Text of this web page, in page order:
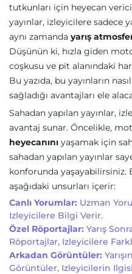
tutkunları için heyecan
yayınlar, izleyicilere sadece
aynı zamanda yarış
Düşünün ki, hızla giden
coşkusu ve pit alanındaki
Bu yazıda, bu yayınların
sağladığı avantajları ele
Sahadan yapılan yayınlar,
avantaj sunar. Öncelikle,
heyecanını yaşamak için
sahadan yapılan yayınlar
konforunda yaşayabilirsiniz.
aşağıdaki unsurları içerir:
Canlı Yorumlar: Uzman
Izleyicilere Bilgi Verir.
Özel Röportajlar: Yarış
Röportajlar, Izleyicilere
Arkadan Görüntüler:
Görüntüler, Izleyicilerin